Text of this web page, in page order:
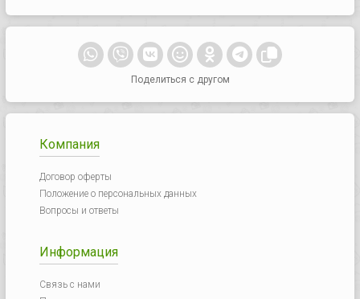
Поделиться с другом
Компания
Договор оферты
Положение о персональных данных
Вопросы и ответы
Информация
Связь с нами